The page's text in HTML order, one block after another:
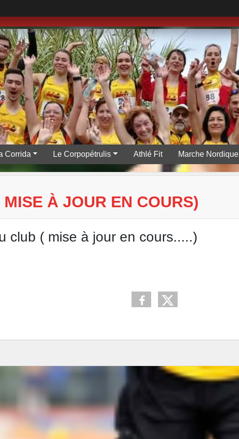
Corrida Le Corpopétrulis Athlé Fit Marche Nordique
À JOUR EN COURS)
club ( mise à jour en cours.....)